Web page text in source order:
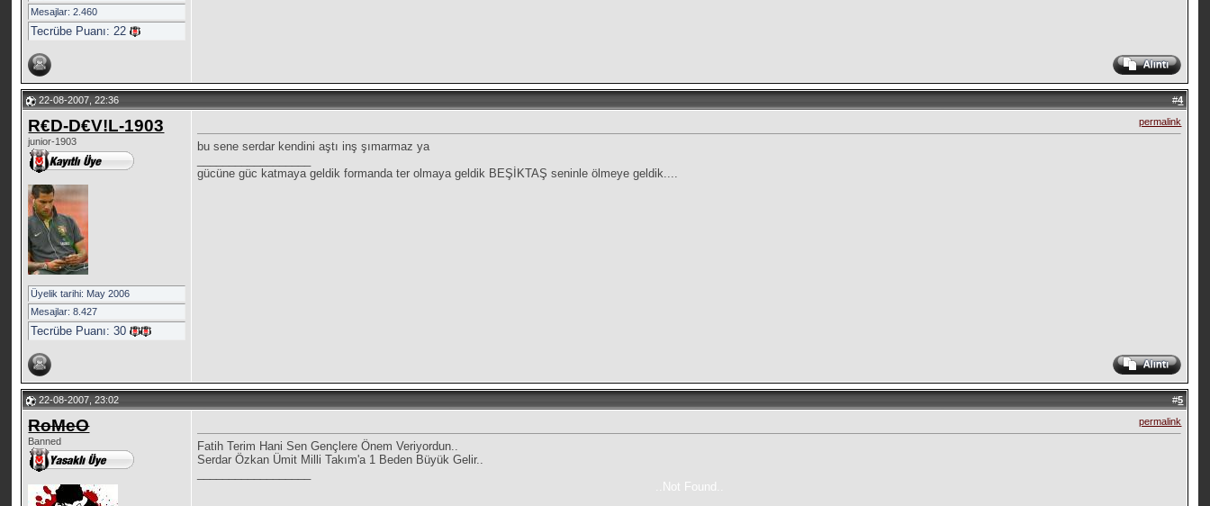
Mesajlar: 2.460
Tecrübe Puanı:22
22-08-2007, 22:36 #4
R€D-D€V!L-1903
junior-1903
Üyelik tarihi: May 2006
Mesajlar: 8.427
Tecrübe Puanı:30
permalink
bu sene serdar kendini aştı inş şımarmaz ya
gücüne güc katmaya geldik formanda ter olmaya geldik BEŞİKTAŞ seninle ölmeye geldik....
22-08-2007, 23:02 #5
RoMeO
Banned
permalink
Fatih Terim Hani Sen Gençlere Önem Veriyordun..
Serdar Özkan Ümit Milli Takım'a 1 Beden Büyük Gelir..
..Not Found..